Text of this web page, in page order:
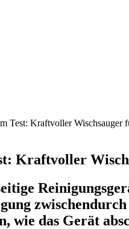
Test: Kraftvoller Wischsauger
Kraftvoller
wie das Gerät